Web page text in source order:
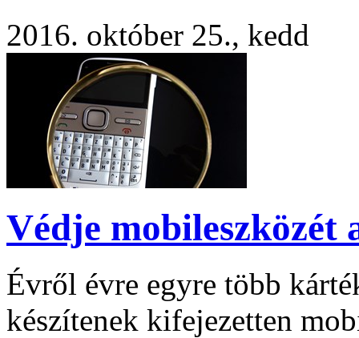
2016. október 25., kedd
Védje mobileszközét
Évről évre egyre több
készítenek kifejezetten